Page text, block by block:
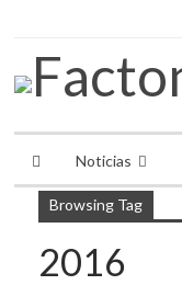
Noticias
Browsing Tag
2016